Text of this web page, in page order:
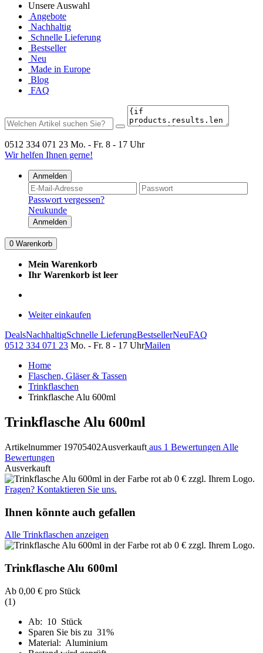
Unsere Auswahl
Angebote
Nachhaltig
Schnelle Lieferung
Bestseller
Neu
Made in Europe
Blog
FAQ
0512 334 071 23 Mo. - Fr. 8 - 17 Uhr
Wir helfen Ihnen gerne!
Anmelden
Passwort vergessen?
Neukunde
Anmelden
0 Warenkorb
Mein Warenkorb
Ihr Warenkorb ist leer
Weiter einkaufen
DealsNachhaltigSchnelle LieferungBestsellerNeuFAQ
0512 334 071 23 Mo. - Fr. 8 - 17 UhrMailen
Home
Flaschen, Gläser & Tassen
Trinkflaschen
Trinkflasche Alu 600ml
Trinkflasche Alu 600ml
Artikelnummer 19705402Ausverkauft aus 1 Bewertungen Alle
Bewertungen
Ausverkauft
Fragen? Kontaktieren Sie uns.
Ihnen könnte auch gefallen
Alle Trinkflaschen anzeigen
Trinkflasche Alu 600ml
Ab 0,00 € pro Stück
(1)
Ab: 10 Stück
Sparen Sie bis zu 31%
Material: Aluminium